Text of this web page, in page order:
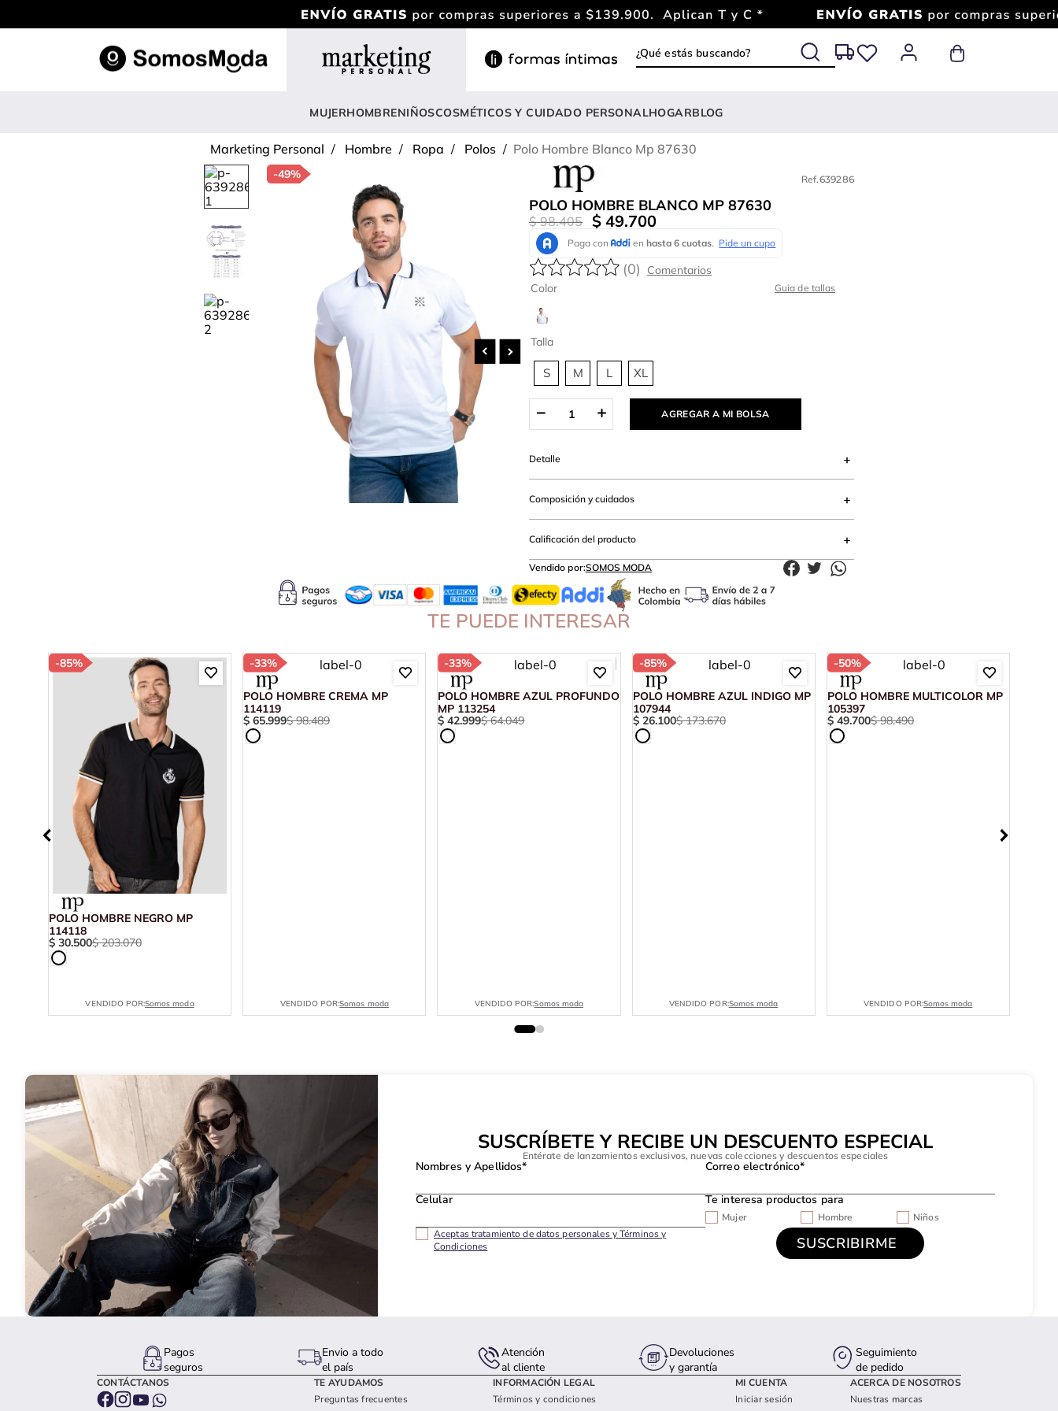
¿Qué estás buscando?
MUJERHOMBRENIÑOSCOSMÉTICOS Y CUIDADO PERSONALHOGARBLOG
Marketing Personal Hombre Ropa Polos Polo Hombre Blanco Mp 87630
-49% Ref.639286
POLO HOMBRE BLANCO MP 87630
$ 98.405 $ 49.700
(0)
Talla
S M L XL
Color Guia de tallas
AGREGAR A MI BOLSA
Detalle
Composición y cuidados
Calificación del producto
Vendido por:SOMOS MODA
TE PUEDE INTERESAR
-85%
POLO HOMBRE NEGRO MP
114118
$ 30.500$ 203.070
VENDIDO POR:Somos moda
-33%
POLO HOMBRE CREMA MP
114119
$ 65.999$ 98.489
VENDIDO POR:Somos moda
-33%
POLO HOMBRE AZUL PROFUNDO
MP 113254
$ 42.999$ 64.049
VENDIDO POR:Somos moda
-85%
POLO HOMBRE AZUL INDIGO MP
107944
$ 26.100$ 173.670
VENDIDO POR:Somos moda
-50%
POLO HOMBRE MULTICOLOR MP
105397
$ 49.700$ 98.490
VENDIDO POR:Somos moda
SUSCRÍBETE Y RECIBE UN DESCUENTO ESPECIAL
Entérate de lanzamientos exclusivos, nuevas colecciones y descuentos especiales
Nombres y Apellidos* Correo electrónico*
Celular Te interesa productos para
Mujer Hombre
Niños
Aceptas tratamiento de datos personales y Términos y
Condiciones
Pagos
seguros
Envio a todo
el país
Atención
al cliente
Devoluciones
y garantía
Seguimiento
de pedido
CONTÁCTANOS
TE AYUDAMOS
Preguntas frecuentes
INFORMACIÓN LEGAL
Términos y condiciones
MI CUENTA
Iniciar sesión
ACERCA DE NOSOTROS
Nuestras marcas
1.
body
blusas
enterizo
vestido
short
8
conjunto
10. camibuzo